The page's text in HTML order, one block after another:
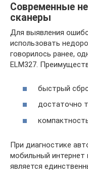
Современные
сканеры
Для выявления
использовать
говорилось ранее,
ELM327.
быстрый
достаточно
При диагностике
мобильный интернет
является